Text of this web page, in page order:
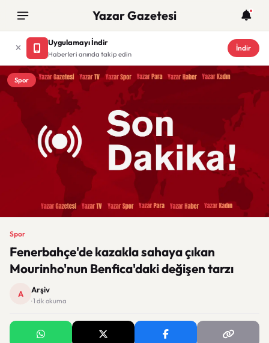
Yazar Gazetesi
Uygulamayı İndir
Haberleri anında takip edin
İndir
Spor
Spor
Fenerbahçe'de kazakla sahaya çıkan
Mourinho'nun Benfica'daki değişen tarzı
A Arşiv
· 1 dk okuma